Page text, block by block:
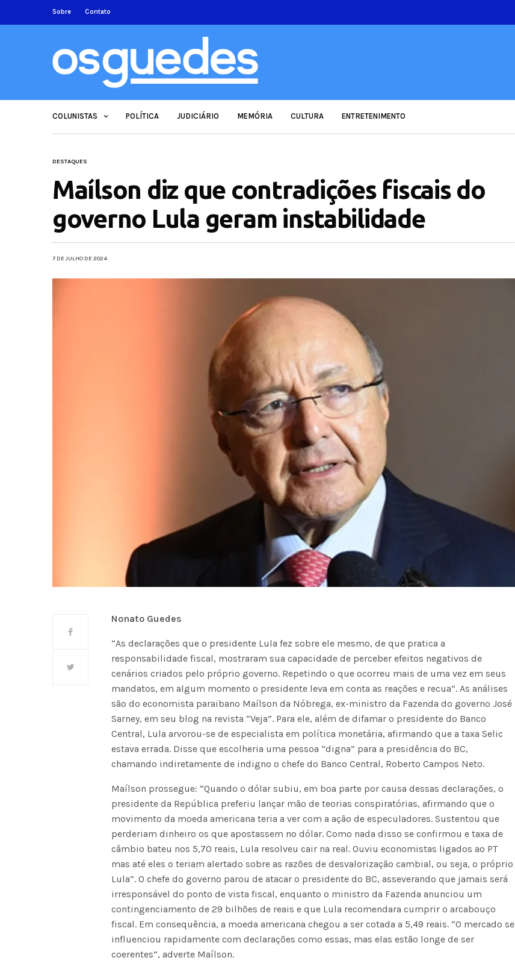
Sobre Contato
COLUNISTAS POLÍTICA JUDICIÁRIO MEMÓRIA CULTURA ENTRETENIMENTO
DESTAQUES
Maílson diz que contradições fiscais do
governo Lula geram instabilidade
7 DE JULHO DE 2024
Nonato Guedes
“As declarações que o presidente Lula fez sobre ele mesmo, de que pratica a
responsabilidade fiscal, mostraram sua capacidade de perceber efeitos negativos de
cenários criados pelo próprio governo. Repetindo o que ocorreu mais de uma vez em seus
mandatos, em algum momento o presidente leva em conta as reações e recua”. As análises
são do economista paraibano Maílson da Nóbrega, ex-ministro da Fazenda do governo José
Sarney, em seu blog na revista “Veja”. Para ele, além de difamar o presidente do Banco
Central, Lula arvorou-se de especialista em política monetária, afirmando que a taxa Selic
estava errada. Disse que escolheria uma pessoa “digna” para a presidência do BC,
chamando indiretamente de indigno o chefe do Banco Central, Roberto Campos Neto.
Maílson prossegue: “Quando o dólar subiu, em boa parte por causa dessas declarações, o
presidente da República preferiu lançar mão de teorias conspiratórias, afirmando que o
movimento da moeda americana teria a ver com a ação de especuladores. Sustentou que
perderiam dinheiro os que apostassem no dólar. Como nada disso se confirmou e taxa de
câmbio bateu nos 5,70 reais, Lula resolveu cair na real. Ouviu economistas ligados ao PT
mas até eles o teriam alertado sobre as razões de desvalorização cambial, ou seja, o próprio
Lula”. O chefe do governo parou de atacar o presidente do BC, asseverando que jamais será
irresponsável do ponto de vista fiscal, enquanto o ministro da Fazenda anunciou um
contingenciamento de 29 bilhões de reais e que Lula recomendara cumprir o arcabouço
fiscal. Em consequência, a moeda americana chegou a ser cotada a 5,49 reais. “O mercado se
influenciou rapidamente com declarações como essas, mas elas estão longe de ser
coerentes”, adverte Maílson.